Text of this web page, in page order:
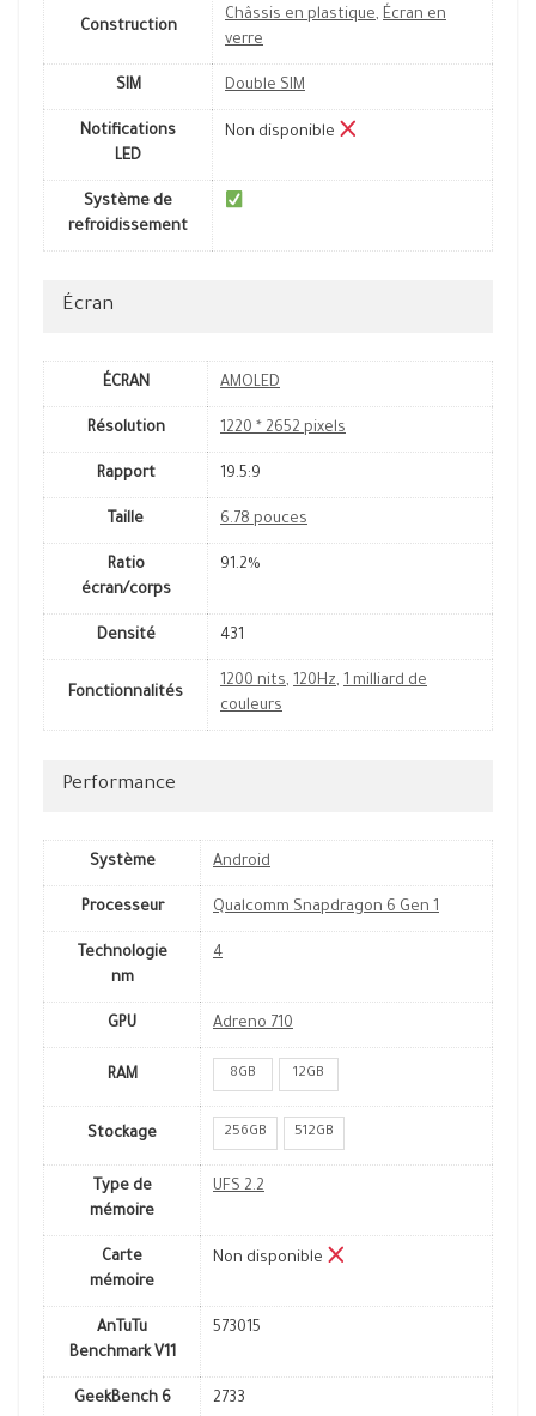
Construction
Châssis en plastique, Écran en
verre
SIM Double SIM
Notifications
LED
Non disponible
Système de
refroidissement
Écran
ÉCRAN AMOLED
Résolution 1220 * 2652 pixels
Rapport 19.5:9
Taille 6.78 pouces
Ratio
écran/corps
91.2%
Densité 431
Fonctionnalités
1200 nits, 120Hz, 1 milliard de
couleurs
Performance
Système Android
Processeur Qualcomm Snapdragon 6 Gen 1
Technologie
nm
4
GPU Adreno 710
RAM 8GB 12GB
Stockage 256GB 512GB
Type de
mémoire
UFS 2.2
Carte
mémoire
Non disponible
AnTuTu
Benchmark V11
573015
GeekBench 6 2733